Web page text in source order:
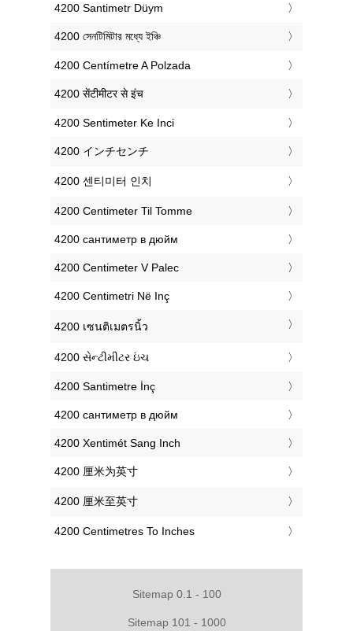
‎4200 Santimetr Düym
‎4200 সেনটিমিটার মধ্যে ইঞ্চি
‎4200 Centímetre A Polzada
‎4200 सेंटीमीटर से इंच
‎4200 Sentimeter Ke Inci
‎4200 インチセンチ
‎4200 센티미터 인치
‎4200 Centimeter Til Tomme
‎4200 сантиметр в дюйм
‎4200 Centimeter V Palec
‎4200 Centimetri Në Inç
‎4200 เซนติเมตรนิ้ว
‎4200 સેન્ટીમીટર ઇંચ
‎4200 Santimetre İnç
‎4200 сантиметр в дюйм
‎4200 Xentimét Sang Inch
‎4200 厘米为英寸
‎4200 厘米至英寸
‎4200 Centimetres To Inches
Sitemap 0.1 - 100
Sitemap 101 - 1000